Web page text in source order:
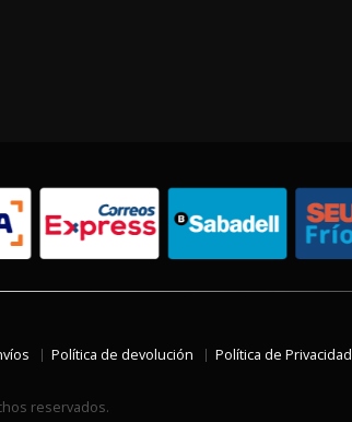
Política de devolución Política de Privacidad
reservados.